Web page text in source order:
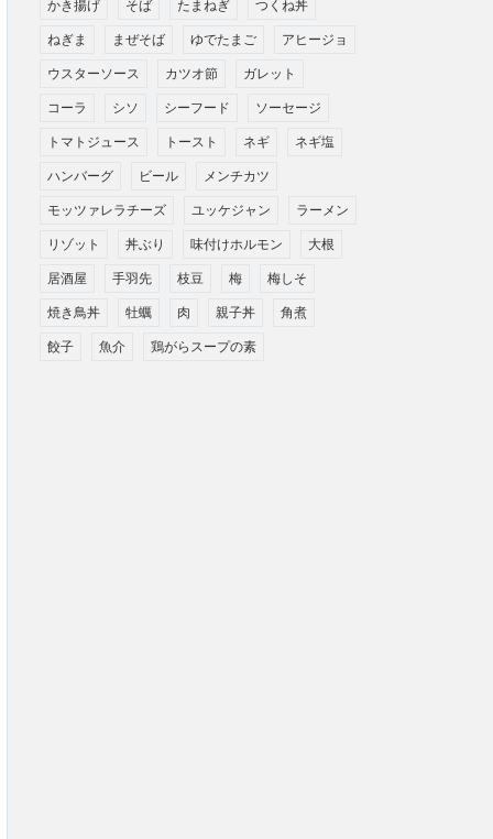
かき揚げ そば たまねぎ つくね丼
ねぎま まぜそば ゆでたまご アヒージョ
ウスターソース カツオ節 ガレット
コーラ シソ シーフード ソーセージ
トマトジュース トースト ネギ ネギ塩
ハンバーグ ビール メンチカツ
モッツァレラチーズ ユッケジャン ラーメン
リゾット 丼ぶり 味付けホルモン 大根
居酒屋 手羽先 枝豆 梅 梅しそ
焼き鳥丼 牡蠣 肉 親子丼 角煮
餃子 魚介 鶏がらスープの素